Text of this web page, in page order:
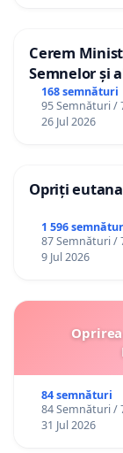
Cerem
Semnelor și
Republica
168 semnături
95 Semnături /
26 Jul 2026
Opriți
1 596
87 Semnături /
9 Jul 2026
84 semnături
84 Semnături /
31 Jul 2026